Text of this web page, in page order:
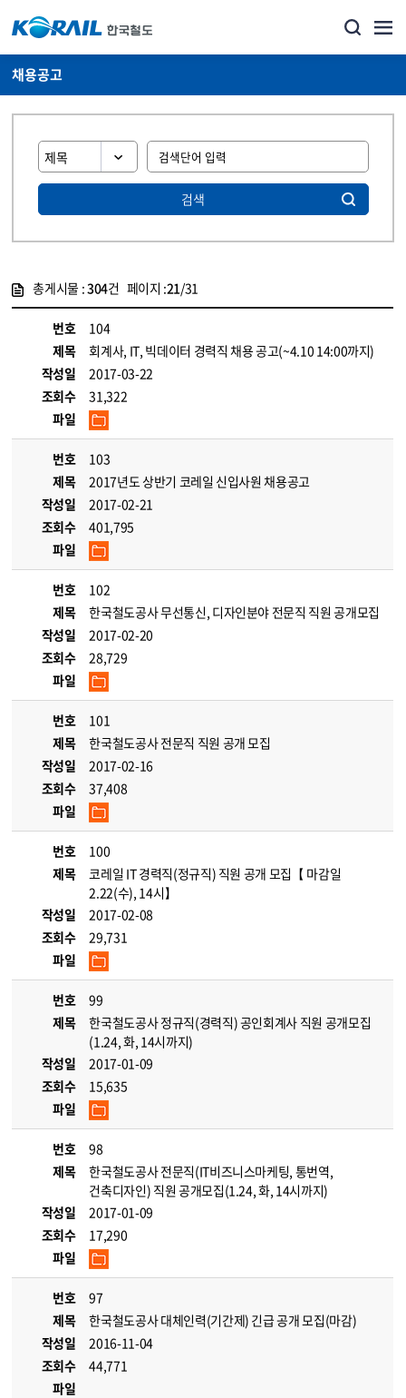
채용공고
검색
총게시물 :304건 페이지 :21/31
번호
104
제목
회계사, IT, 빅데이터 경력직 채용 공고(~4.10 14:00까지)
작성일
2017-03-22
조회수
31,322
파일
번호
103
제목
2017년도 상반기 코레일 신입사원 채용공고
작성일
2017-02-21
조회수
401,795
파일
번호
102
제목
한국철도공사 무선통신, 디자인분야 전문직 직원 공개모집
작성일
2017-02-20
조회수
28,729
파일
번호
101
제목
한국철도공사 전문직 직원 공개 모집
작성일
2017-02-16
조회수
37,408
파일
번호
100
제목
코레일 IT 경력직(정규직) 직원 공개 모집【 마감일
2.22(수), 14시】
작성일
2017-02-08
조회수
29,731
파일
번호
99
제목
한국철도공사 정규직(경력직) 공인회계사 직원 공개모집
(1.24, 화, 14시까지)
작성일
2017-01-09
조회수
15,635
파일
번호
98
제목
한국철도공사 전문직(IT비즈니스마케팅, 통번역,
건축디자인) 직원 공개모집(1.24, 화, 14시까지)
작성일
2017-01-09
조회수
17,290
파일
번호
97
제목
한국철도공사 대체인력(기간제) 긴급 공개 모집(마감)
작성일
2016-11-04
조회수
44,771
파일